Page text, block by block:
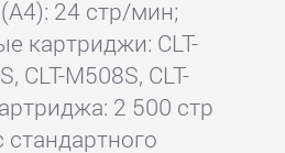
24 стр/мин;
картриджи: CLT-
CLT-M508S, CLT-
2 500 стр